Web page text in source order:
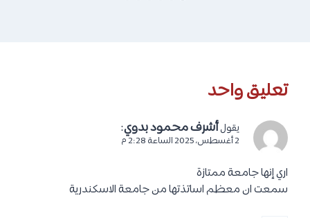
تعليق واحد
يقول أشرف محمود بدوي:
2 أغسطس، 2025 الساعة 2:28 م
اري إنها جامعة ممتازة
سمعت ان معظم اساتذتها من جامعة الاسكندرية